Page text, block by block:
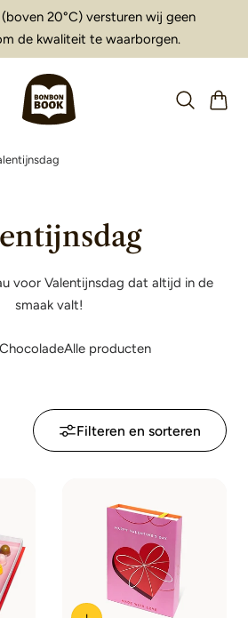
20°C) versturen wij geen
de kwaliteit te waarborgen.
voor Valentijnsdag dat altijd in de
smaak valt!
ChocoladeAlle producten
Filteren en sorteren